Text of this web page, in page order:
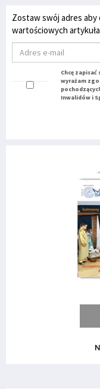
Zostaw swój adres
wartościowych
Chcę
wyrażam
Inwalidów i